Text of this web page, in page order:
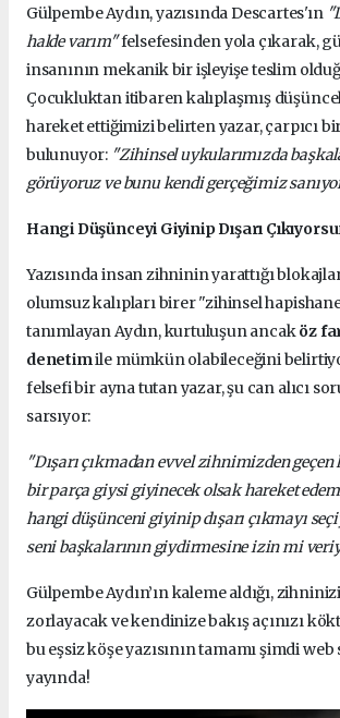
Gülpembe Aydın, yazısında Descartes'ın
halde varım"felsefesinden yola çıkarak,
insanının mekanik bir işleyişe teslim
Çocukluktan itibaren kalıplaşmış
hareket ettiğimizi belirten yazar, çarpıcı
bulunuyor: "Zihinsel uykularımızda
görüyoruz ve bunu kendi gerçeğimiz
Hangi Düşünceyi Giyinip Dışarı
Yazısında insan zihninin yarattığı
olumsuz kalıpları birer "zihinsel
tanımlayan Aydın, kurtuluşun ancaköz
denetimile mümkün olabileceğini
felsefi bir ayna tutan yazar, şu can alıcı
sarsıyor:
"Dışarı çıkmadan evvel zihnimizden
bir parça giysi giyinecek olsak hareket
hangi düşünceni giyinip dışarı çıkmayı
seni başkalarının giydirmesine izin mi
Gülpembe Aydın’ın kaleme aldığı,
zorlayacak ve kendinize bakış açınızı
bu eşsiz köşe yazısının tamamı şimdi
yayında!